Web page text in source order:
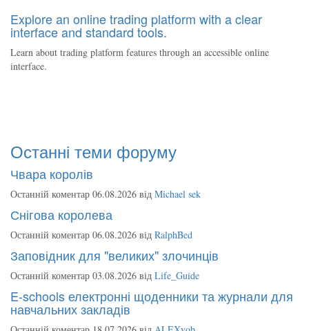
Explore an online trading platform with a clear
interface and standard tools.
Learn about trading platform features through an accessible online
interface.
Останні теми форуму
Чвара королів
Останній коментар 06.08.2026 від Michael sek
Снігова королева
Останній коментар 06.08.2026 від RalphBed
Заповідник для "великих" злочинців
Останній коментар 03.08.2026 від Life_Guide
E-schools електронні щоденники та журнали для
навчальних закладів